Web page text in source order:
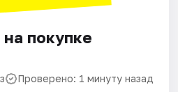
покупке
Проверено: 1 минуту назад